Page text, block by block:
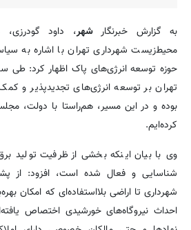
به گزارش خبرنگارشهر، داود
محیط‌زیست شهرداری تهران با اشاره به
حوزه توسعه انرژی‌های پاک اظهار کرد: طی
تهران بر توسعه انرژی‌های تجدیدپذیر و
بوده و در این مسیر، هم‌راستا با دولت،
کرده‌ایم.
وی با بیان اینکه بخشی از ظرفیت تولید
شناسایی و فعال شده است، افزود: از
شهرداری تا اراضی بلااستفاده‌ای که امکان
احداث نیروگاه‌های خورشیدی اختصاص